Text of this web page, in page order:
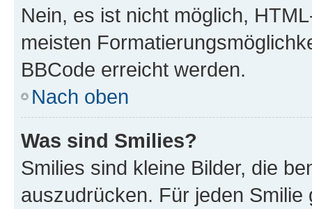
Nein, es ist nicht möglich,
meisten
BBCode erreicht werden.
Nach oben
Was sind Smilies?
Smilies sind kleine Bilder, die
auszudrücken. Für jeden